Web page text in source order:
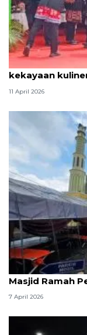
Tradisi
kekayaan
11 April 2026
Kemenag: 3,5
Masjid Ramah
7 April 2026